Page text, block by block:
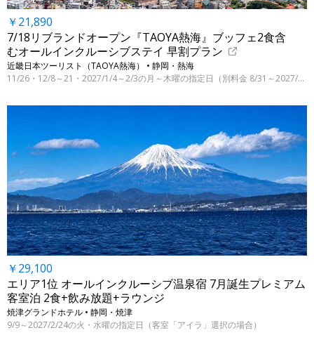
￥21,890
7/18リブランドオープン『TAOYA熱海』ブッフェ2食含
むオールインクルーシブステイ 早割プラン
近畿日本ツーリスト（TAOYA熱海） • 静岡・熱海
11/26・12/8～21・2027/1/4～2/3の月～木曜の指定日（別料金 8/31～2027/3/31の指定日）
￥29,100
エリア1位 オールインクルーシブ温泉宿 7月誕生プレミアム
客室泊 2食+飲み放題+ラウンジ
焼津グランドホテル • 静岡・焼津
9/9～2027/2/24の火・水曜の指定日（客室「アイラ」選択の場合）